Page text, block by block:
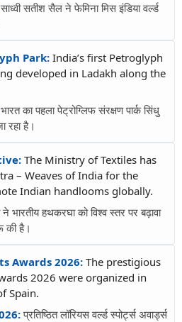
साध्वी सतीश सैल ने फेमिना मिस इंडिया वर्ल्ड
Park:India’s first Petroglyph
developed in Ladakh along the
भारत का पहला पेट्रोग्लिफ संरक्षण पार्क सिंधु
रहा है।
The Ministry of Textiles has
– Weaves of India for the
Indian handlooms globally.
भारतीय हथकरघा को विश्व स्तर पर बढ़ावा
की है।
Awards 2026: The prestigious
2026 were organized in
Spain.
प्रतिष्ठित लॉरियस वर्ल्ड स्पोर्ट्स अवार्ड्स